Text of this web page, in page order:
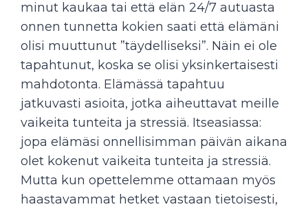
minut kaukaa tai että elän 24/7 autuasta
onnen tunnetta kokien saati että elämäni
olisi muuttunut ”täydelliseksi”. Näin ei ole
tapahtunut, koska se olisi yksinkertaisesti
mahdotonta. Elämässä tapahtuu
jatkuvasti asioita, jotka aiheuttavat meille
vaikeita tunteita ja stressiä. Itseasiassa:
jopa elämäsi onnellisimman päivän aikana
olet kokenut vaikeita tunteita ja stressiä.
Mutta kun opettelemme ottamaan myös
haastavammat hetket vastaan tietoisesti,